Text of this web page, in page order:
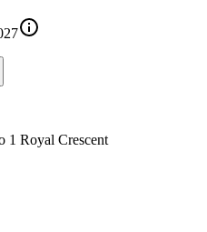
1 Royal Crescent